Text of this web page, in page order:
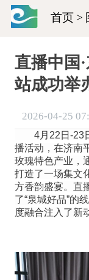
首页 >
直播中国
站成功举
2026-04-25
4月22日-23日
播活动，在济南
玫瑰特色产业，
打造了一场集文
方香韵盛宴。直
了“泉城好品”的
度融合注入了新